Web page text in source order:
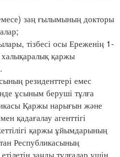
заң ғылымының докторы
тізбесі осы Ереженің 1-
халықаралық қаржы
резиденттері емес
ұсыным беруші тұлға
Қаржы нарығын және
қадағалау агенттігі
қаржы ұйымдарының
Республикасының
заңды тұлғалар үшін